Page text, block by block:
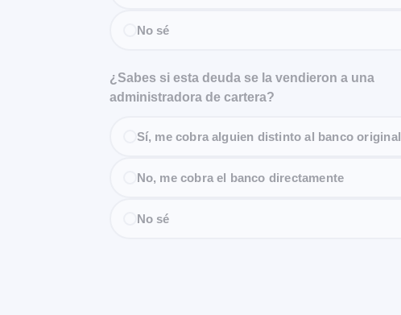
No sé
¿Sabes si esta deuda se la vendieron a una
administradora de cartera?
Sí, me cobra alguien distinto al banco original
No, me cobra el banco directamente
No sé